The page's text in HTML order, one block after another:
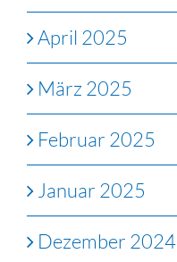
April 2025
März 2025
Februar 2025
Januar 2025
Dezember 2024